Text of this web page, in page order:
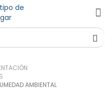
AMBIENTAL